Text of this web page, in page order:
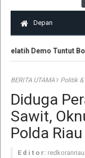
Depan
Demo Tuntut
BERITA UTAMA Politik
Diduga
Sawit,
Polda Riau
E d i t o r: